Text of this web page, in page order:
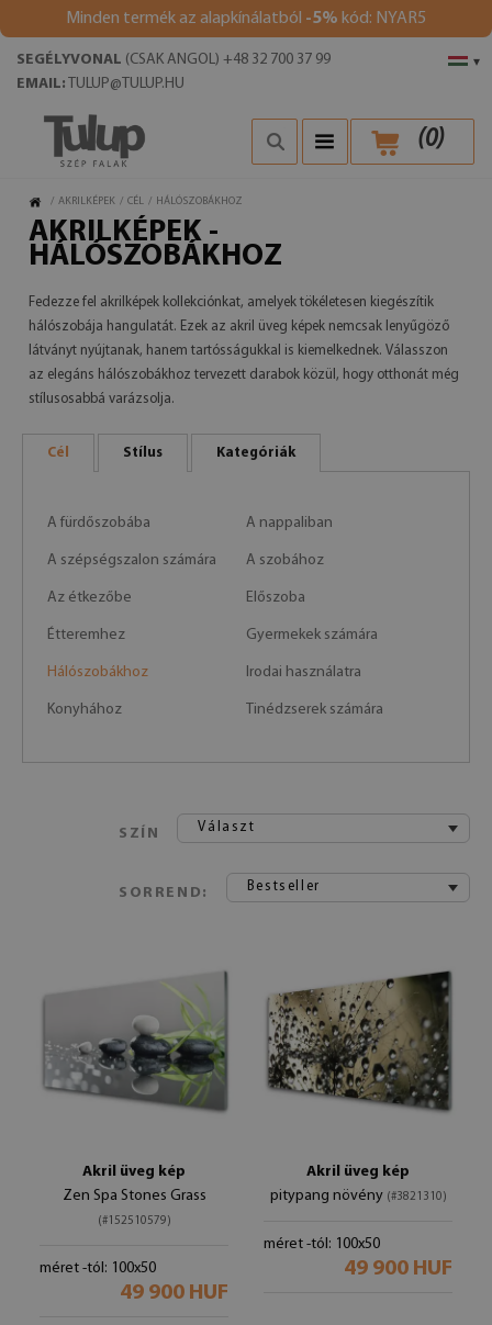
Minden termék az alapkínálatból -5% kód: NYAR5
▾
SEGÉLYVONAL (CSAK ANGOL) +48 32 700 37 99
EMAIL: TULUP@TULUP.HU
(0)
/ AKRILKÉPEK / CÉL / HÁLÓSZOBÁKHOZ
AKRILKÉPEK -
HÁLÓSZOBÁKHOZ
Fedezze fel akrilképek kollekciónkat, amelyek tökéletesen kiegészítik
hálószobája hangulatát. Ezek az akril üveg képek nemcsak lenyűgöző
látványt nyújtanak, hanem tartósságukkal is kiemelkednek. Válasszon
az elegáns hálószobákhoz tervezett darabok közül, hogy otthonát még
stílusosabbá varázsolja.
Cél Stílus Kategóriák
A fürdőszobába A nappaliban
A szépségszalon számára A szobához
Az étkezőbe Előszoba
Étteremhez Gyermekek számára
Hálószobákhoz Irodai használatra
Konyhához Tinédzserek számára
SZÍN Választ
SORREND: Bestseller
Akril üveg kép
Zen Spa Stones Grass
(#152510579)
méret -tól: 100x50
49 900 HUF
Akril üveg kép
pitypang növény (#3821310)
méret -tól: 100x50
49 900 HUF